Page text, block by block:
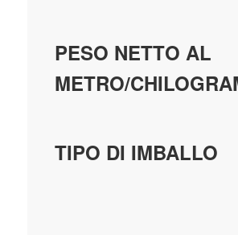
PESO NETTO AL
METRO/
TIPO DI IMBALLO